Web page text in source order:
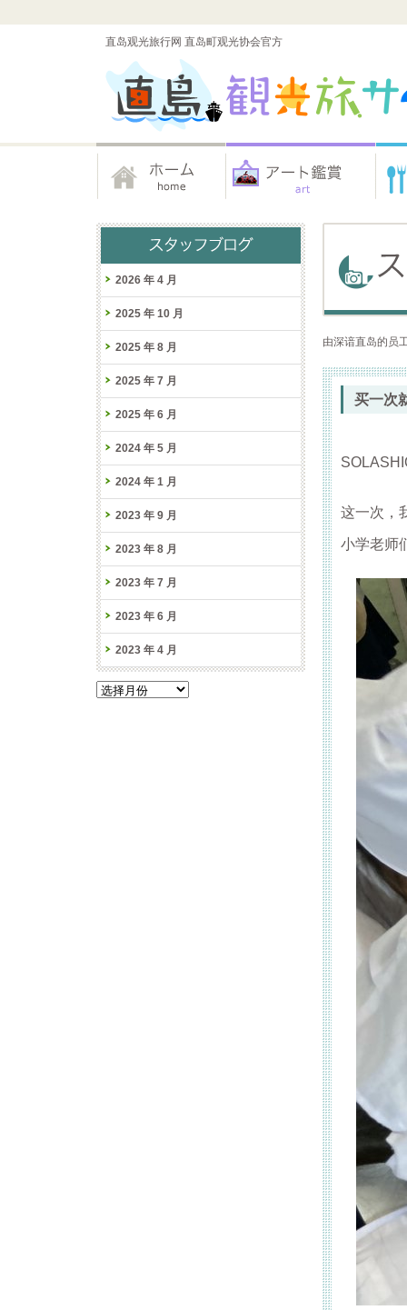
直岛观光旅行网 直岛町观光协会官方
由深谙直岛的员
买一次
这一次，
小学老师
2026 年 4 月
2025 年 10 月
2025 年 8 月
2025 年 7 月
2025 年 6 月
2024 年 5 月
2024 年 1 月
2023 年 9 月
2023 年 8 月
2023 年 7 月
2023 年 6 月
2023 年 4 月